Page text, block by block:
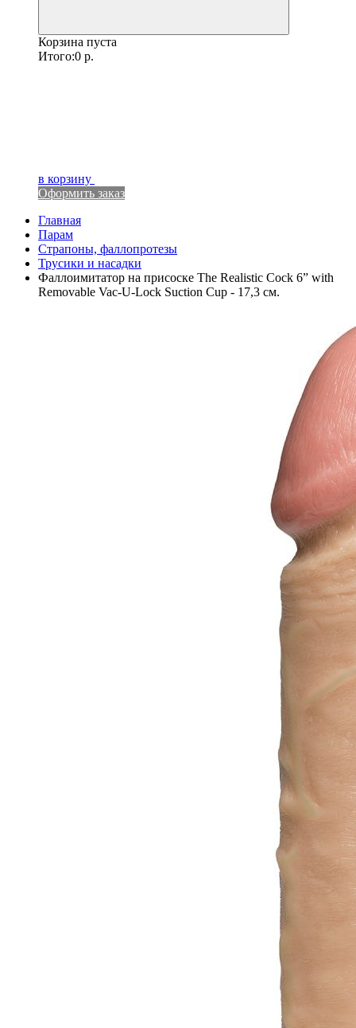
Корзина пуста
Итого:0 р.
в корзину
Оформить заказ
Главная
Парам
Страпоны, фаллопротезы
Трусики и насадки
Фаллоимитатор на присоске The Realistic Cock 6” with
Removable Vac-U-Lock Suction Cup - 17,3 см.